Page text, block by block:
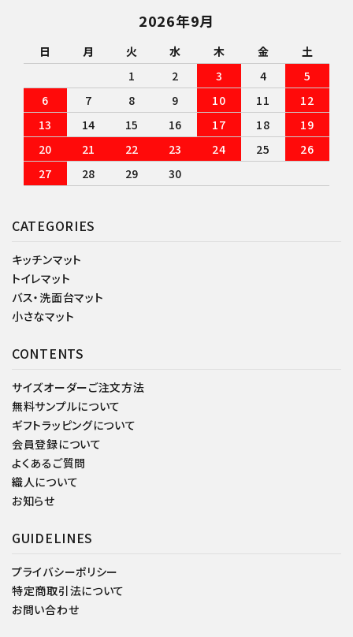
CATEGORIES
キッチンマット
トイレマット
バス・洗面台マット
小さなマット
CONTENTS
サイズオーダーご注文方法
無料サンプルについて
ギフトラッピングについて
会員登録について
よくあるご質問
織人について
お知らせ
GUIDELINES
プライバシーポリシー
特定商取引法について
お問い合わせ
2026年9月
日 月 火 水 木 金
土
1
2 3 4
5
6
7 8 9 10 11
12
13
14 15 16 17 18
19
20
21 22 23 24 25
26
27
28 29 30